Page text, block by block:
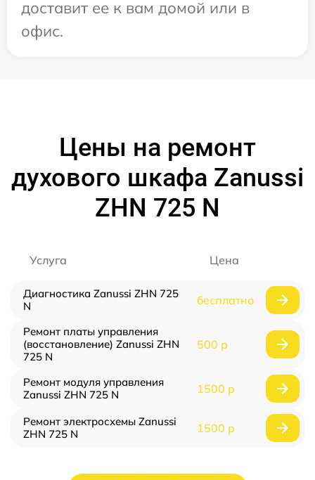
доставит ее к вам домой или в
офис.
Цены на ремонт
духового шкафа Zanussi
ZHN 725 N
Услуга Цена
Диагностика Zanussi ZHN 725
N
бесплатно
Ремонт платы управления
(восстановление) Zanussi ZHN
725 N
500 р
Ремонт модуля управления
Zanussi ZHN 725 N
1500 р
Ремонт электросхемы Zanussi
ZHN 725 N
1500 р